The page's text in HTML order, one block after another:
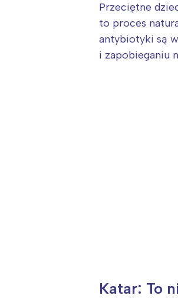
Przeciętne
to proces
antybiotyki są
i zapobieganiu
Katar: To